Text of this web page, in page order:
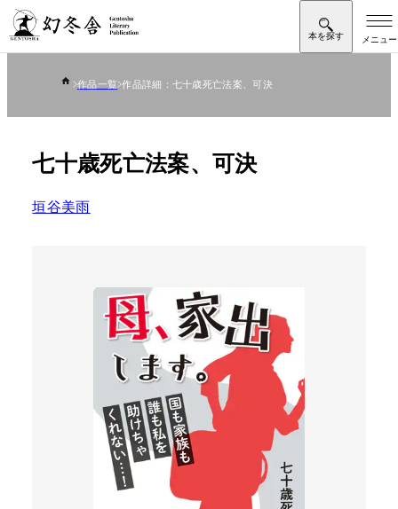
作品一覧 作品詳細：七十歳死亡法案、可決
七十歳死亡法案、可決
垣谷美雨